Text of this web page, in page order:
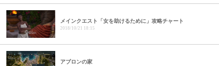
メインクエスト「女を助けるために」攻略チャート
2018/10/21 18:15
アブロンの家